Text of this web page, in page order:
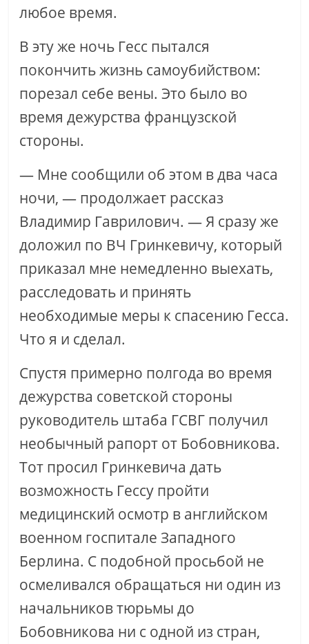
любое время.
В эту же ночь Гесс пытался
покончить жизнь самоубийством:
порезал себе вены. Это было во
время дежурства французской
стороны.
— Мне сообщили об этом в два часа
ночи, — продолжает рассказ
Владимир Гаврилович. — Я сразу же
доложил по ВЧ Гринкевичу, который
приказал мне немедленно выехать,
расследовать и принять
необходимые меры к спасению Гесса.
Что я и сделал.
Спустя примерно полгода во время
дежурства советской стороны
руководитель штаба ГСВГ получил
необычный рапорт от Бобовникова.
Тот просил Гринкевича дать
возможность Гессу пройти
медицинский осмотр в английском
военном госпитале Западного
Берлина. С подобной просьбой не
осмеливался обращаться ни один из
начальников тюрьмы до
Бобовникова ни с одной из стран,